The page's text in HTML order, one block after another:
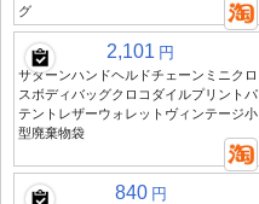
グ
2,101 円
サターンハンドヘルドチェーンミニクロ
スボディバッグクロコダイルプリントパ
テントレザーウォレットヴィンテージ小
型廃棄物袋
840 円